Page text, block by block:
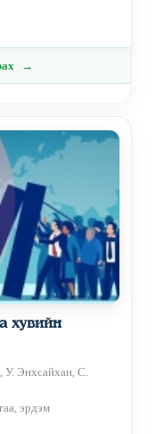
хувийн
У. Энхсайхан, С.
эрдэм